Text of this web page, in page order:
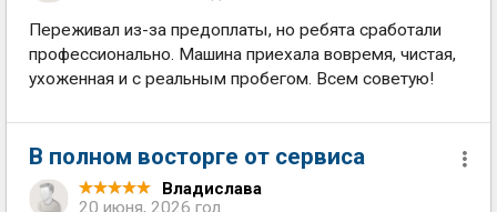
Переживал из-за предоплаты, но ребята сработали
профессионально. Машина приехала вовремя, чистая,
ухоженная и с реальным пробегом. Всем советую!
В полном восторге от сервиса
Владислава
20 июня, 2026 год